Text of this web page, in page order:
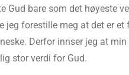
Gud bare som det høyeste
jeg forestille meg at det er et
Derfor innser jeg at
stor verdi for Gud.